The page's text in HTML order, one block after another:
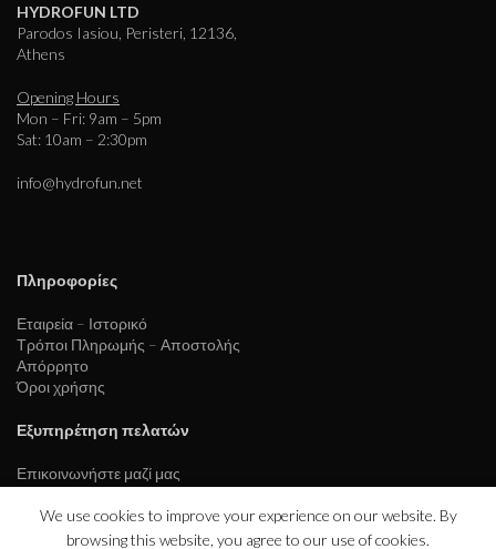
HYDROFUN LTD
Parodos Iasiou, Peristeri, 12136,
Athens
Opening Hours
Mon – Fri: 9am – 5pm
Sat: 10am – 2:30pm
info@hydrofun.net
Πληροφορίες
Εταιρεία – Ιστορικό
Τρόποι Πληρωμής – Αποστολής
Απόρρητο
Όροι χρήσης
Εξυπηρέτηση πελατών
Επικοινωνήστε μαζί μας
We use cookies to improve your experience on our website. By
browsing this website, you agree to our use of cookies.